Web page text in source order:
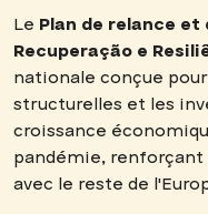
Le Plan de relance et
Recuperação e
nationale conçue
structurelles et les
croissance
pandémie, renforçant
avec le reste de